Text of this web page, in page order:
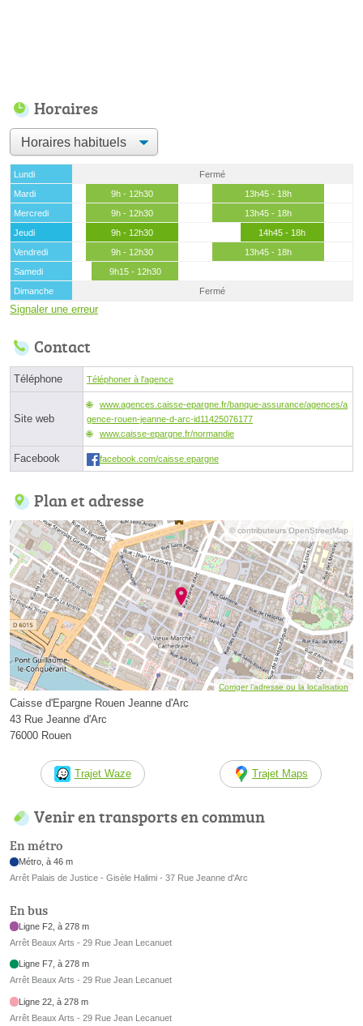
Horaires
Lundi
Fermé
Mardi
9h - 12h30
13h45 - 18h
Mercredi
9h - 12h30
13h45 - 18h
Jeudi
9h - 12h30
14h45 - 18h
Vendredi
9h - 12h30
13h45 - 18h
Samedi
9h15 - 12h30
Dimanche
Fermé
Signaler une erreur
Contact
Téléphone Téléphoner à l'agence
Site web
www.agences.caisse-epargne.fr/banque-assurance/agences/a
gence-rouen-jeanne-d-arc-id11425076177
www.caisse-epargne.fr/normandie
Facebook facebook.com/caisse.epargne
Plan et adresse
© contributeurs OpenStreetMap
Corriger l’adresse ou la localisation
Caisse d'Epargne Rouen Jeanne d'Arc
43 Rue Jeanne d'Arc
76000 Rouen
Trajet Waze Trajet Maps
Venir en transports en commun
En métro
Métro, à 46 m
Arrêt Palais de Justice - Gisèle Halimi - 37 Rue Jeanne d'Arc
En bus
Ligne F2, à 278 m
Arrêt Beaux Arts - 29 Rue Jean Lecanuet
Ligne F7, à 278 m
Arrêt Beaux Arts - 29 Rue Jean Lecanuet
Ligne 22, à 278 m
Arrêt Beaux Arts - 29 Rue Jean Lecanuet